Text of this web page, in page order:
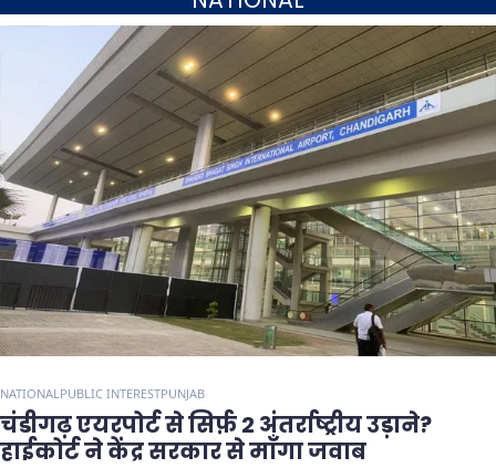
NATIONAL PUBLIC INTERESTPUNJAB
चंडीगढ़ एयरपोर्ट से सिर्फ़ 2 अंतर्राष्ट्रीय उड़ाने?
हाईकोर्ट ने केंद्र सरकार से माँगा जवाब